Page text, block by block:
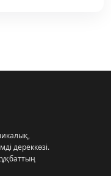
дереккөзі.